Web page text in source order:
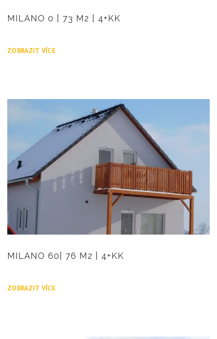
MILANO 0 | 73 M2 | 4+KK
ZOBRAZIT VÍCE
MILANO 60| 76 M2 | 4+KK
ZOBRAZIT VÍCE